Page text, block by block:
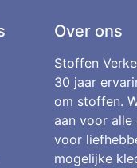
Over ons
Stoffen
30 jaar
om stoffen.
aan voor
voor
mogelijke